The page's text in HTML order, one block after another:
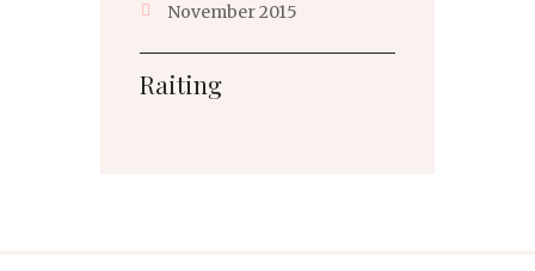
November2015
Raiting